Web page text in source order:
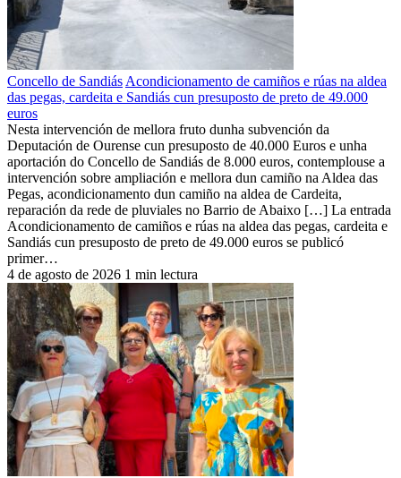
Concello de Sandiás Acondicionamento de camiños e rúas na aldea
das pegas, cardeita e Sandiás cun presuposto de preto de 49.000
euros
Nesta intervención de mellora fruto dunha subvención da
Deputación de Ourense cun presuposto de 40.000 Euros e unha
aportación do Concello de Sandiás de 8.000 euros, contemplouse a
intervención sobre ampliación e mellora dun camiño na Aldea das
Pegas, acondicionamento dun camiño na aldea de Cardeita,
reparación da rede de pluviales no Barrio de Abaixo […] La entrada
Acondicionamento de camiños e rúas na aldea das pegas, cardeita e
Sandiás cun presuposto de preto de 49.000 euros se publicó
primer…
4 de agosto de 2026 1 min lectura